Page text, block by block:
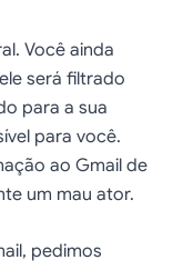
Você ainda
será filtrado
para a sua
para você.
ao Gmail de
um mau ator.
pedimos